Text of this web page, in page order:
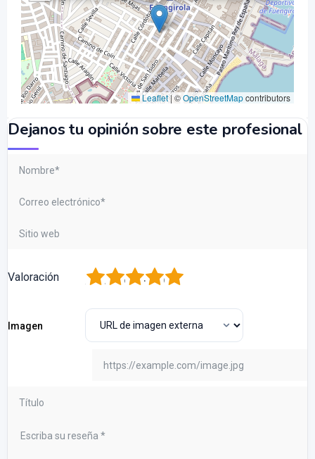
Leaflet|©OpenStreetMapcontributors
Dejanos tu opinión sobre este profesional
Valoración 5
4
3
2
Imagen